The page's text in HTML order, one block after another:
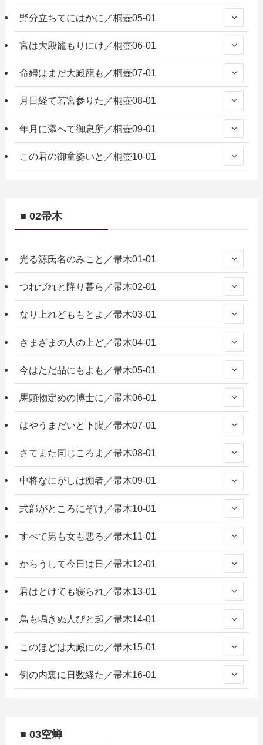
野分立ちてにはかに／桐壺05-01
宮は大殿籠もりにけ／桐壺06-01
命婦はまだ大殿籠も／桐壺07-01
月日経て若宮参りた／桐壺08-01
年月に添へて御息所／桐壺09-01
この君の御童姿いと／桐壺10-01
■ 02帚木
光る源氏名のみこと／帚木01-01
つれづれと降り暮ら／帚木02-01
なり上れどももとよ／帚木03-01
さまざまの人の上ど／帚木04-01
今はただ品にもよも／帚木05-01
馬頭物定めの博士に／帚木06-01
はやうまだいと下臈／帚木07-01
さてまた同じころま／帚木08-01
中将なにがしは痴者／帚木09-01
式部がところにぞけ／帚木10-01
すべて男も女も悪ろ／帚木11-01
からうして今日は日／帚木12-01
君はとけても寝られ／帚木13-01
鳥も鳴きぬ人びと起／帚木14-01
このほどは大殿にの／帚木15-01
例の内裏に日数経た／帚木16-01
■ 03空蝉